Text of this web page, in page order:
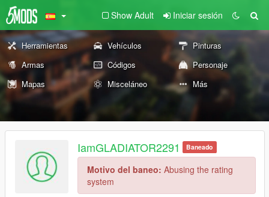
Show Adult Iniciar sesión
Herramientas Vehículos
Pinturas
Armas
Códigos
Personaje
Mapas
Misceláneo Más
IamGLADIATOR2291 Baneado
Motivo del baneo: Abusing the rating
system